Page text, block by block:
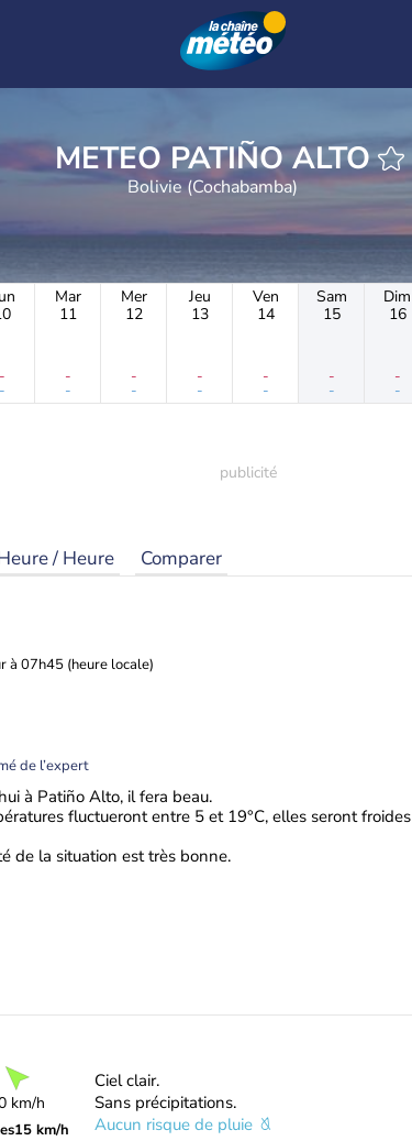
METEO PATIÑO ALTO
Bolivie (Cochabamba)
-
-
Mar
11
-
-
Mer
12
-
-
Jeu
13
-
-
Ven
14
-
-
Sam
15
-
-
Dim
16
-
-
/ Heure Comparer
à 07h45 (heure locale)
de l’expert
à Patiño Alto, il fera beau.
fluctueront entre 5 et 19°C, elles seront froides
de la situation est très bonne.
km/h
15 km/h
Ciel clair.
Sans précipitations.
Aucun risque de pluie